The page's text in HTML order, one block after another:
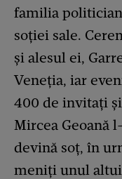
familia
soției sale.
și alesul ei,
Veneția, iar
400 de invitați
Mircea Geoană
devină soț, în
meniți unul